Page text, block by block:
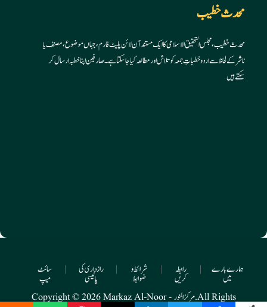
applicationمحدث خطیب
محدث خطیب، مجلس التحقیق الاسلامی کا ایک مستند آن لائن پلیٹ فارم، جہاں موضوع، مصنف یا
ناشر کے لحاظ سے اردو خطباتِ جمعہ کو تلاش اور مطالعہ کیا جا سکتا ہے۔ صارفین اپنا خطبہ ارسال کر
سکتے ہیں
Copyright © 2026 Markaz Al-Noor - مرکز النور. All Rights
ہمارے بارے
میں
| رابطہ
کریں
| شرائط و
ضوابط
| رازداری کی
پالیسی
| سائٹ
میپ